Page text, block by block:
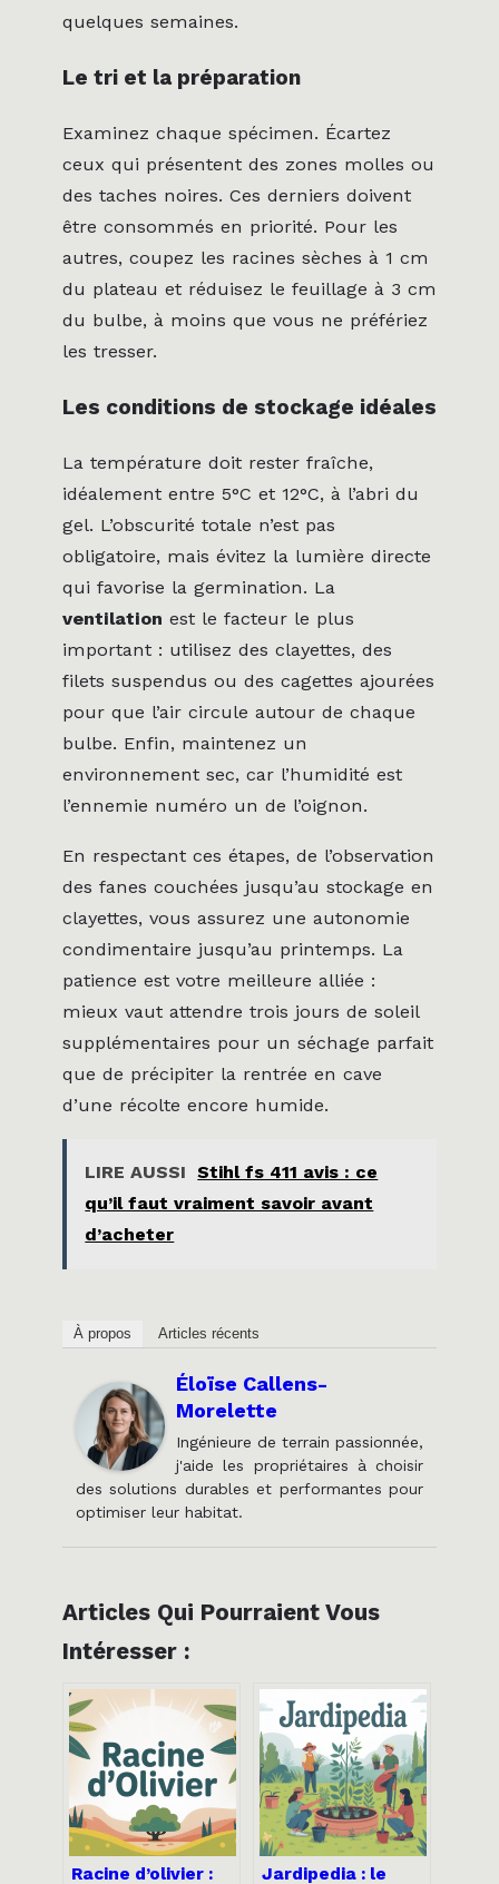
quelques semaines.
Le tri et la préparation
Examinez chaque spécimen. Écartez
ceux qui présentent des zones molles ou
des taches noires. Ces derniers doivent
être consommés en priorité. Pour les
autres, coupez les racines sèches à 1 cm
du plateau et réduisez le feuillage à 3 cm
du bulbe, à moins que vous ne préfériez
les tresser.
Les conditions de stockage idéales
La température doit rester fraîche,
idéalement entre 5°C et 12°C, à l’abri du
gel. L’obscurité totale n’est pas
obligatoire, mais évitez la lumière directe
qui favorise la germination. La
ventilation est le facteur le plus
important : utilisez des clayettes, des
filets suspendus ou des cagettes ajourées
pour que l’air circule autour de chaque
bulbe. Enfin, maintenez un
environnement sec, car l’humidité est
l’ennemie numéro un de l’oignon.
En respectant ces étapes, de l’observation
des fanes couchées jusqu’au stockage en
clayettes, vous assurez une autonomie
condimentaire jusqu’au printemps. La
patience est votre meilleure alliée :
mieux vaut attendre trois jours de soleil
supplémentaires pour un séchage parfait
que de précipiter la rentrée en cave
d’une récolte encore humide.
LIRE AUSSI Stihl fs 411 avis : ce
qu’il faut vraiment savoir avant
d’acheter
À propos Articles récents
Éloïse Callens-
Morelette
Ingénieure de terrain passionnée,
j'aide les propriétaires à choisir
des solutions durables et performantes pour
optimiser leur habitat.
Articles Qui Pourraient Vous
Intéresser :
Racine d’olivier :
Jardipedia : le